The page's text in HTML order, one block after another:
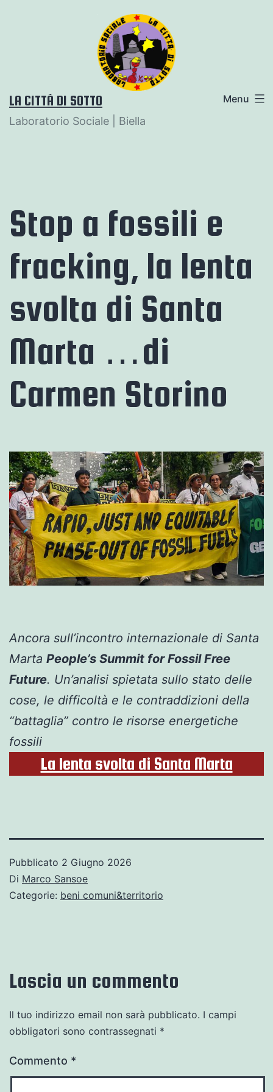
LA CITTÀ DI SOTTO
Laboratorio Sociale | Biella
Menu
Stop a fossili e
fracking, la lenta
svolta di Santa
Marta …di
Carmen Storino
Ancora sull’incontro internazionale di Santa
Marta People’s Summit for Fossil Free
Future. Un’analisi spietata sullo stato delle
cose, le difficoltà e le contraddizioni della
“battaglia” contro le risorse energetiche
fossili
La lenta svolta di Santa Marta
Pubblicato 2 Giugno 2026
Di Marco Sansoe
Categorie: beni comuni&territorio
Lascia un commento
Il tuo indirizzo email non sarà pubblicato. I campi
obbligatori sono contrassegnati *
Commento *